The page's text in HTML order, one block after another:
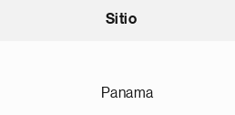
Sitio
Panama